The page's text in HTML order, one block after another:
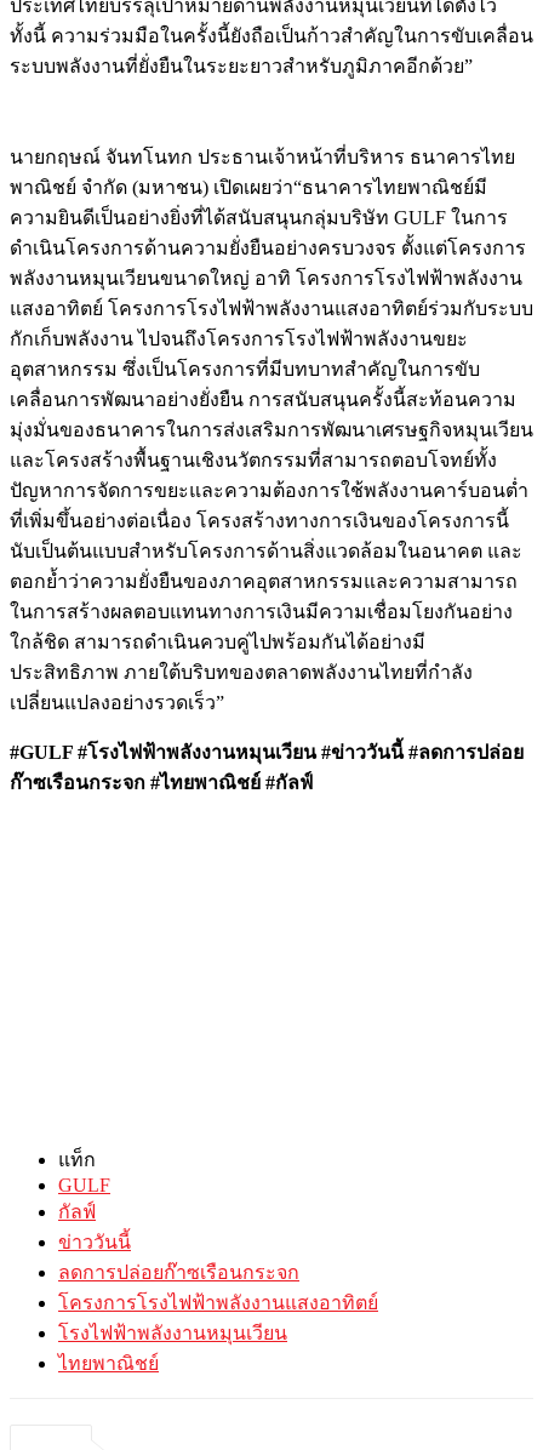
ประเทศไทยบรรลุเป้าหมายด้านพลังงานหมุนเวียนที่ได้ตั้งไว้
ทั้งนี้ ความร่วมมือในครั้งนี้ยังถือเป็นก้าวสำคัญในการขับเคลื่อน
ระบบพลังงานที่ยั่งยืนในระยะยาวสำหรับภูมิภาคอีกด้วย”
นายกฤษณ์ จันทโนทก ประธานเจ้าหน้าที่บริหาร ธนาคารไทย
พาณิชย์ จำกัด (มหาชน) เปิดเผยว่า“ธนาคารไทยพาณิชย์มี
ความยินดีเป็นอย่างยิ่งที่ได้สนับสนุนกลุ่มบริษัท GULF ในการ
ดำเนินโครงการด้านความยั่งยืนอย่างครบวงจร ตั้งแต่โครงการ
พลังงานหมุนเวียนขนาดใหญ่ อาทิ โครงการโรงไฟฟ้าพลังงาน
แสงอาทิตย์ โครงการโรงไฟฟ้าพลังงานแสงอาทิตย์ร่วมกับระบบ
กักเก็บพลังงาน ไปจนถึงโครงการโรงไฟฟ้าพลังงานขยะ
อุตสาหกรรม ซึ่งเป็นโครงการที่มีบทบาทสำคัญในการขับ
เคลื่อนการพัฒนาอย่างยั่งยืน การสนับสนุนครั้งนี้สะท้อนความ
มุ่งมั่นของธนาคารในการส่งเสริมการพัฒนาเศรษฐกิจหมุนเวียน
และโครงสร้างพื้นฐานเชิงนวัตกรรมที่สามารถตอบโจทย์ทั้ง
ปัญหาการจัดการขยะและความต้องการใช้พลังงานคาร์บอนต่ำ
ที่เพิ่มขึ้นอย่างต่อเนื่อง โครงสร้างทางการเงินของโครงการนี้
นับเป็นต้นแบบสำหรับโครงการด้านสิ่งแวดล้อมในอนาคต และ
ตอกย้ำว่าความยั่งยืนของภาคอุตสาหกรรมและความสามารถ
ในการสร้างผลตอบแทนทางการเงินมีความเชื่อมโยงกันอย่าง
ใกล้ชิด สามารถดำเนินควบคู่ไปพร้อมกันได้อย่างมี
ประสิทธิภาพ ภายใต้บริบทของตลาดพลังงานไทยที่กำลัง
เปลี่ยนแปลงอย่างรวดเร็ว”
#GULF #โรงไฟฟ้าพลังงานหมุนเวียน #ข่าววันนี้ #ลดการปล่อย
ก๊าซเรือนกระจก #ไทยพาณิชย์ #กัลฟ์
แท็ก
GULF
กัลฟ์
ข่าววันนี้
ลดการปล่อยก๊าซเรือนกระจก
โครงการโรงไฟฟ้าพลังงานแสงอาทิตย์
โรงไฟฟ้าพลังงานหมุนเวียน
ไทยพาณิชย์